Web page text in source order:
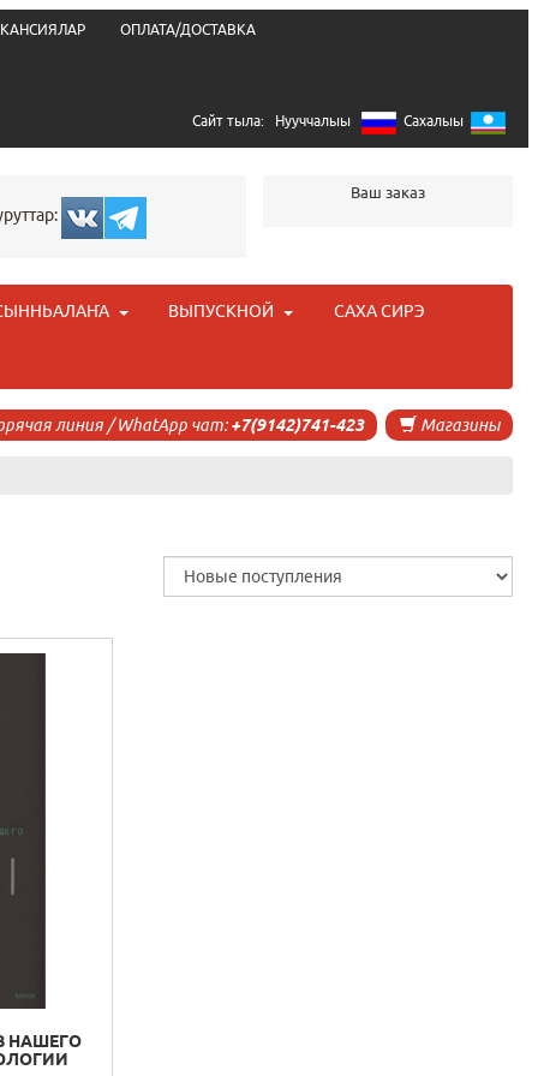
ОПЛАТА/ДОСТАВКА
Сайт тыла: Нууччалыы Сахалыы
Ваш заказ
ВЫПУСКНОЙ САХА СИРЭ
Магазины
линия / WhatApp чат:+7(9142)741-423
НАШЕГО